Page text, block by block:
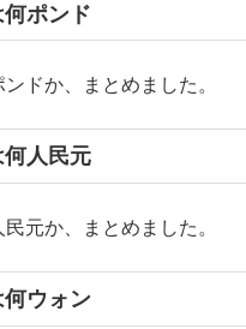
ポンド
ドか、まとめました。
人民元
元か、まとめました。
ウォン